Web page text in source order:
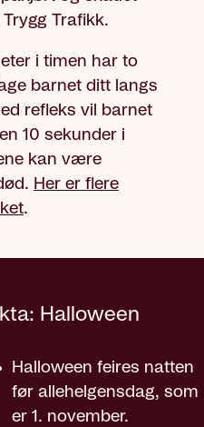
Trafikk.
i timen har to
barnet ditt langs
refleks vil barnet
10 sekunder i
kan være
Her er flere
.
Halloween
Halloween feires natten
før allehelgensdag, som
er 1. november.